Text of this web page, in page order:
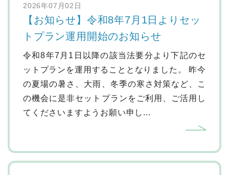
2026年07月02日
【お知らせ】令和8年7月1日よりセッ
トプラン運用開始のお知らせ
令和8年7月1日以降の該当法要分より下記のセ
ットプランを運用することとなりました。 昨今
の夏場の暑さ、大雨、冬季の寒さ対策など、こ
の機会に是非セットプランをご利用、ご活用し
てくださいますようお願い申し...